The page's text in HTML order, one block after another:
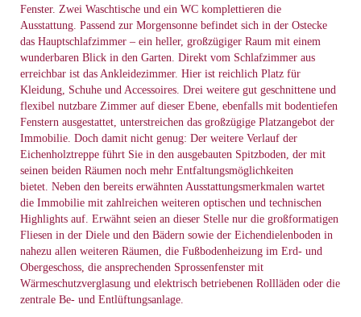
Fenster. Zwei Waschtische und ein WC komplettieren die
Ausstattung. Passend zur Morgensonne befindet sich in der Ostecke
das Hauptschlafzimmer – ein heller, großzügiger Raum mit einem
wunderbaren Blick in den Garten. Direkt vom Schlafzimmer aus
erreichbar ist das Ankleidezimmer. Hier ist reichlich Platz für
Kleidung, Schuhe und Accessoires. Drei weitere gut geschnittene und
flexibel nutzbare Zimmer auf dieser Ebene, ebenfalls mit bodentiefen
Fenstern ausgestattet, unterstreichen das großzügige Platzangebot der
Immobilie. Doch damit nicht genug: Der weitere Verlauf der
Eichenholztreppe führt Sie in den ausgebauten Spitzboden, der mit
seinen beiden Räumen noch mehr Entfaltungsmöglichkeiten
bietet. Neben den bereits erwähnten Ausstattungsmerkmalen wartet
die Immobilie mit zahlreichen weiteren optischen und technischen
Highlights auf. Erwähnt seien an dieser Stelle nur die großformatigen
Fliesen in der Diele und den Bädern sowie der Eichendielenboden in
nahezu allen weiteren Räumen, die Fußbodenheizung im Erd- und
Obergeschoss, die ansprechenden Sprossenfenster mit
Wärmeschutzverglasung und elektrisch betriebenen Rollläden oder die
zentrale Be- und Entlüftungsanlage.